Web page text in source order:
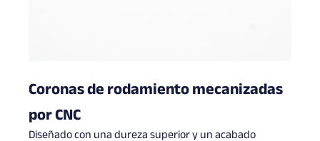
Coronas de rodamiento mecanizadas
por CNC
Diseñado con una dureza superior y un acabado